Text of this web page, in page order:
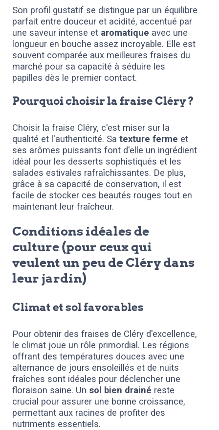
Son profil gustatif se distingue par un équilibre
parfait entre douceur et acidité, accentué par
une saveur intense et aromatique avec une
longueur en bouche assez incroyable. Elle est
souvent comparée aux meilleures fraises du
marché pour sa capacité à séduire les
papilles dès le premier contact.
Pourquoi choisir la fraise Cléry ?
Choisir la fraise Cléry, c'est miser sur la
qualité et l'authenticité. Sa texture ferme et
ses arômes puissants font d'elle un ingrédient
idéal pour les desserts sophistiqués et les
salades estivales rafraîchissantes. De plus,
grâce à sa capacité de conservation, il est
facile de stocker ces beautés rouges tout en
maintenant leur fraîcheur.
Conditions idéales de
culture (pour ceux qui
veulent un peu de Cléry dans
leur jardin)
Climat et sol favorables
Pour obtenir des fraises de Cléry d'excellence,
le climat joue un rôle primordial. Les régions
offrant des températures douces avec une
alternance de jours ensoleillés et de nuits
fraîches sont idéales pour déclencher une
floraison saine. Un sol bien drainé reste
crucial pour assurer une bonne croissance,
permettant aux racines de profiter des
nutriments essentiels.